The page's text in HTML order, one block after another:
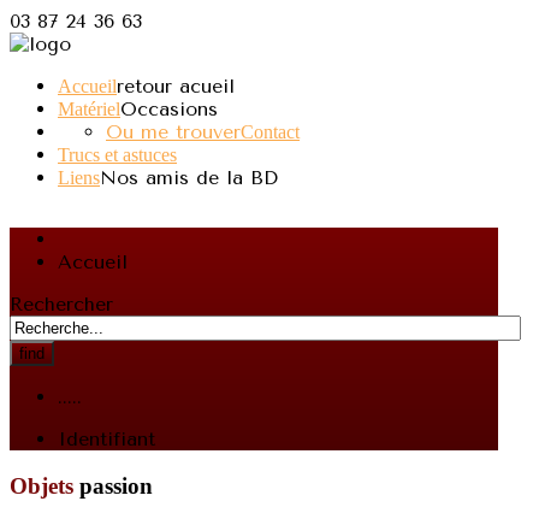
03 87 24 36 63
Accueilretour acueil
MatérielOccasions
Contact
Ou me trouver
Trucs et astuces
LiensNos amis de la BD
Accueil
Rechercher
find
.....
Identifiant
Objets passion